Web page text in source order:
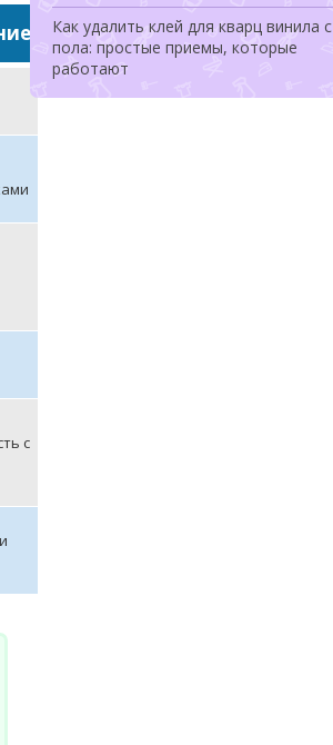
с
Как удалить клей для кварц винила с
пола: простые приемы, которые
работают